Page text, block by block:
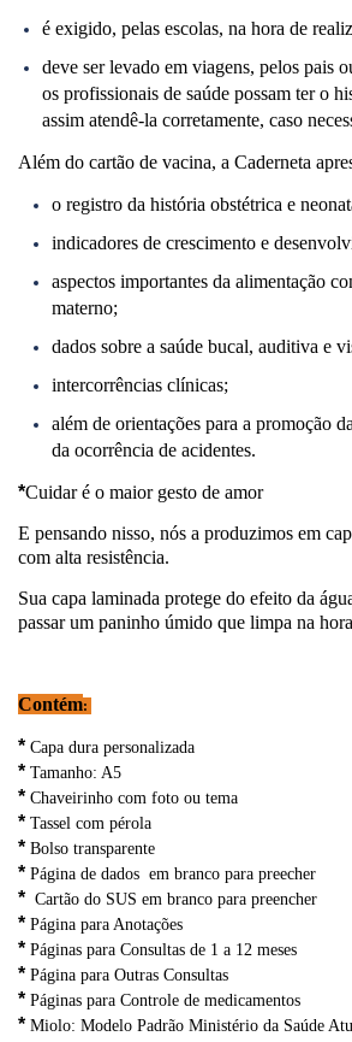
é exigido, pelas escolas, na hora de
deve ser levado em viagens, pelos pais
os profissionais de saúde possam ter o
assim atendê-la corretamente, caso
Além do cartão de vacina, a Caderneta
o registro da história obstétrica e
indicadores de crescimento e
aspectos importantes da alimentação
materno;
dados sobre a saúde bucal, auditiva e
intercorrências clínicas;
além de orientações para a promoção
da ocorrência de acidentes.
*Cuidar é o maior gesto de amor
E pensando nisso, nós a produzimos em
com alta resistência.
Sua capa laminada protege do efeito da
passar um paninho úmido que limpa na
Contém:
* Capa dura personalizada
* Tamanho: A5
* Chaveirinho com foto ou tema
* Tassel com pérola
* Bolso transparente
* Página de dados em branco para preecher
* Cartão do SUS em branco para preencher
* Página para Anotações
* Páginas para Consultas de 1 a 12 meses
* Página para Outras Consultas
* Páginas para Controle de medicamentos
* Miolo: Modelo Padrão Ministério da Saúde